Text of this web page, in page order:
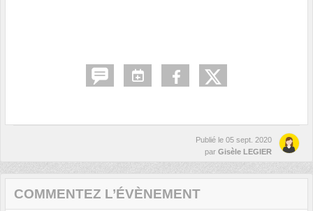
Publié le 05 sept. 2020
par Gisèle LEGIER
COMMENTEZ L’ÉVÈNEMENT